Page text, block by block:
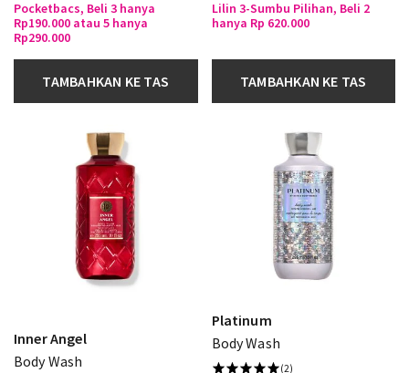
Pocketbacs, Beli 3 hanya
Rp190.000 atau 5 hanya
Rp290.000
TAMBAHKAN KE TAS
Lilin 3-Sumbu Pilihan, Beli 2
hanya Rp 620.000
TAMBAHKAN KE TAS
Inner Angel
Body Wash
Platinum
Body Wash
(2)